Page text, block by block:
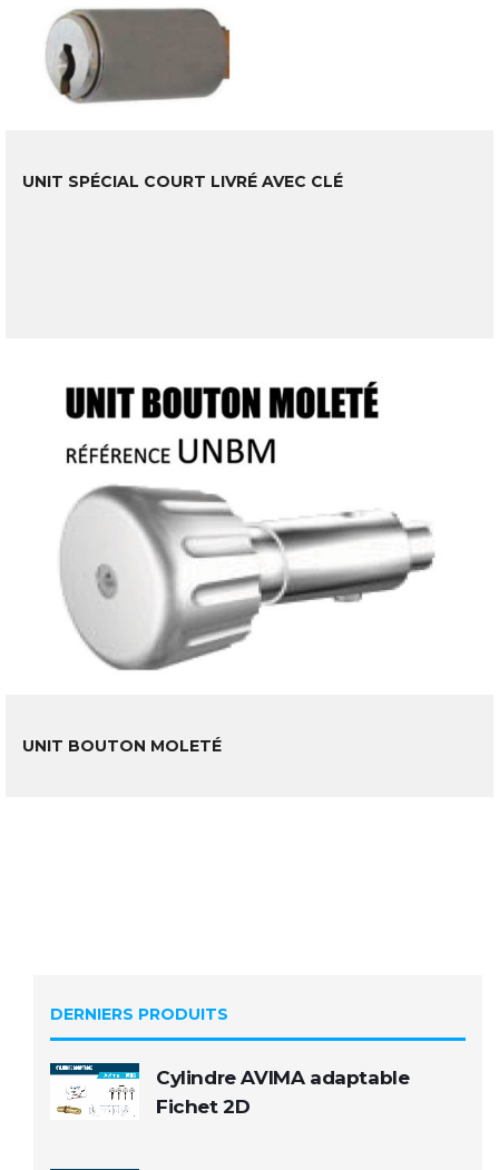
UNIT SPÉCIAL COURT LIVRÉ AVEC CLÉ
UNIT BOUTON MOLETÉLIRE LA SUITE
DERNIERS PRODUITS
Cylindre AVIMA adaptable
Fichet 2D